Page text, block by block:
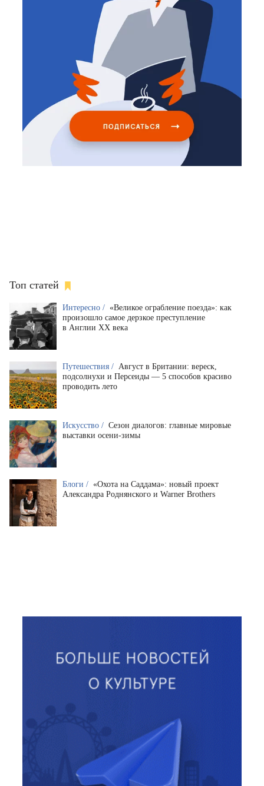
Топ статей
Интересно / «Великое ограбление поезда»: как
произошло самое дерзкое преступление
в Англии XX века
Путешествия / Август в Британии: вереск,
подсолнухи и Персеиды — 5 способов красиво
проводить лето
Искусство / Сезон диалогов: главные мировые
выставки осени-зимы
Блоги / «Охота на Саддама»: новый проект
Александра Роднянского и Warner Brothers